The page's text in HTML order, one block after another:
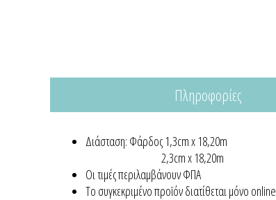
Πληροφορίες
Διάσταση: Φάρδος 1,3cm x 18,20m
2,3cm x 18,20m
Οι τιμές περιλαμβάνουν ΦΠΑ
Το συγκεκριμένο προϊόν διατίθεται μόνο online